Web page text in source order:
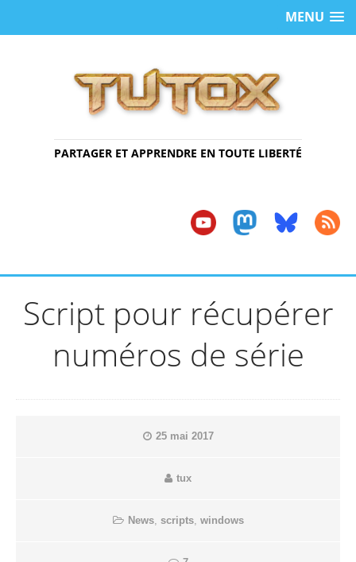
MENU
PARTAGER ET APPRENDRE EN TOUTE LIBERTÉ
Script pour récupérer
numéros de série
25 mai 2017
tux
News, scripts, windows